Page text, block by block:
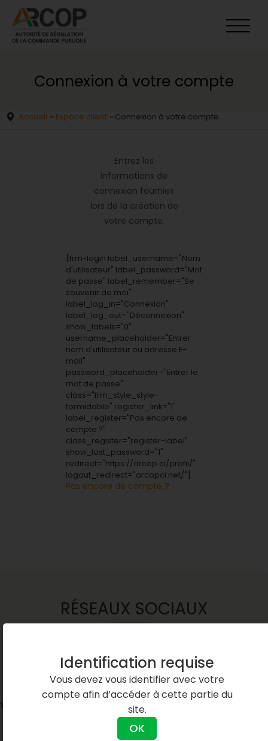
contenu
Connexion à votre compte
Accueil » Espace client » Connexion à votre compte
Entrez les
informations de
connexion fournies
lors de la création de
votre compte.
[frm-login label_username="Nom
d'utilisateur" label_password="Mot
de passe" label_remember="Se
souvenir de moi"
label_log_in="Connexion"
label_log_out="Déconnexion"
show_labels="0"
username_placeholder="Entrer
nom d'utilisateur ou adresse E-
mail"
password_placeholder="Entrer le
mot de passe"
class="frm_style_style-
formidable" register_link="1"
label_register="Pas encore de
compte ?"
class_register="register-label"
show_lost_password="1"
redirect="https://arcop.ci/profil/"
logout_redirect="arcopci.net/"]
Pas encore de compte ?
RÉSEAUX SOCIAUX
Youtube
Identification requise
Vous devez vous identifier avec votre
compte afin d’accéder à cette partie du
site.
OK